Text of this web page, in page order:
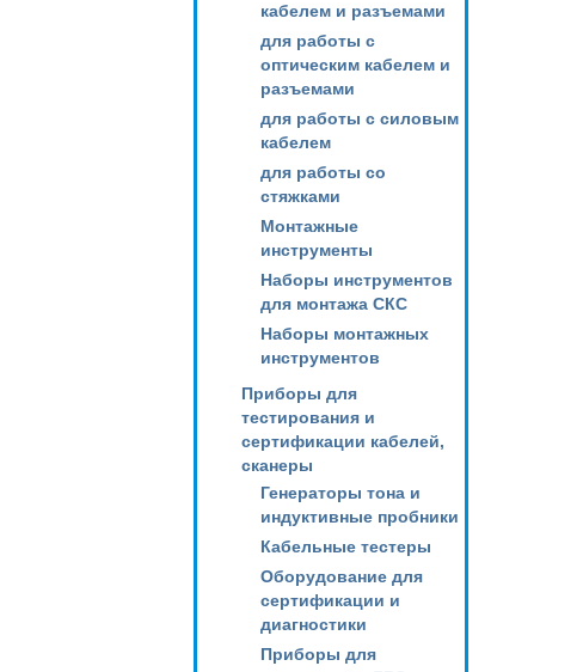
кабелем и разъемами
для работы с
оптическим кабелем и
разъемами
для работы с силовым
кабелем
для работы со
стяжками
Монтажные
инструменты
Наборы инструментов
для монтажа СКС
Наборы монтажных
инструментов
Приборы для
тестирования и
сертификации кабелей,
сканеры
Генераторы тона и
индуктивные пробники
Кабельные тестеры
Оборудование для
сертификации и
диагностики
Приборы для